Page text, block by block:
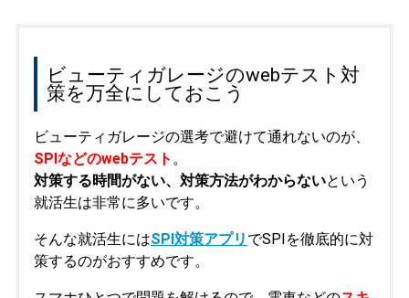
ビューティガレージのwebテスト対
策を万全にしておこう
ビューティガレージの選考で避けて通れないのが、
SPIなどのwebテスト 。
対策する時間がない、対策方法がわからないという
就活生は非常に多いです。
そんな就活生にはSPI対策アプリ でSPIを徹底的に対
策するのがおすすめです。